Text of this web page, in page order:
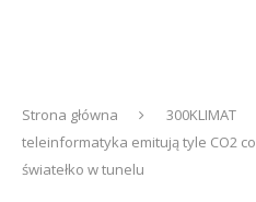
Strona główna 300KLIMAT
teleinformatyka emitują tyle CO2
światełko w tunelu